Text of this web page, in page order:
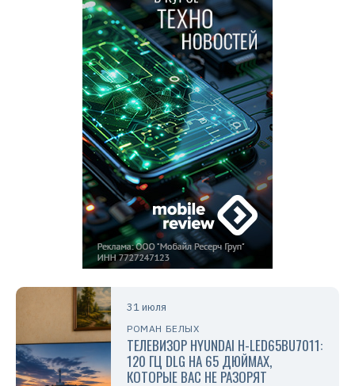
31 июля
РОМАН БЕЛЫХ
ТЕЛЕВИЗОР HYUNDAI H-LED65BU7011:
120 ГЦ DLG НА 65 ДЮЙМАХ,
КОТОРЫЕ ВАС НЕ РАЗОРЯТ